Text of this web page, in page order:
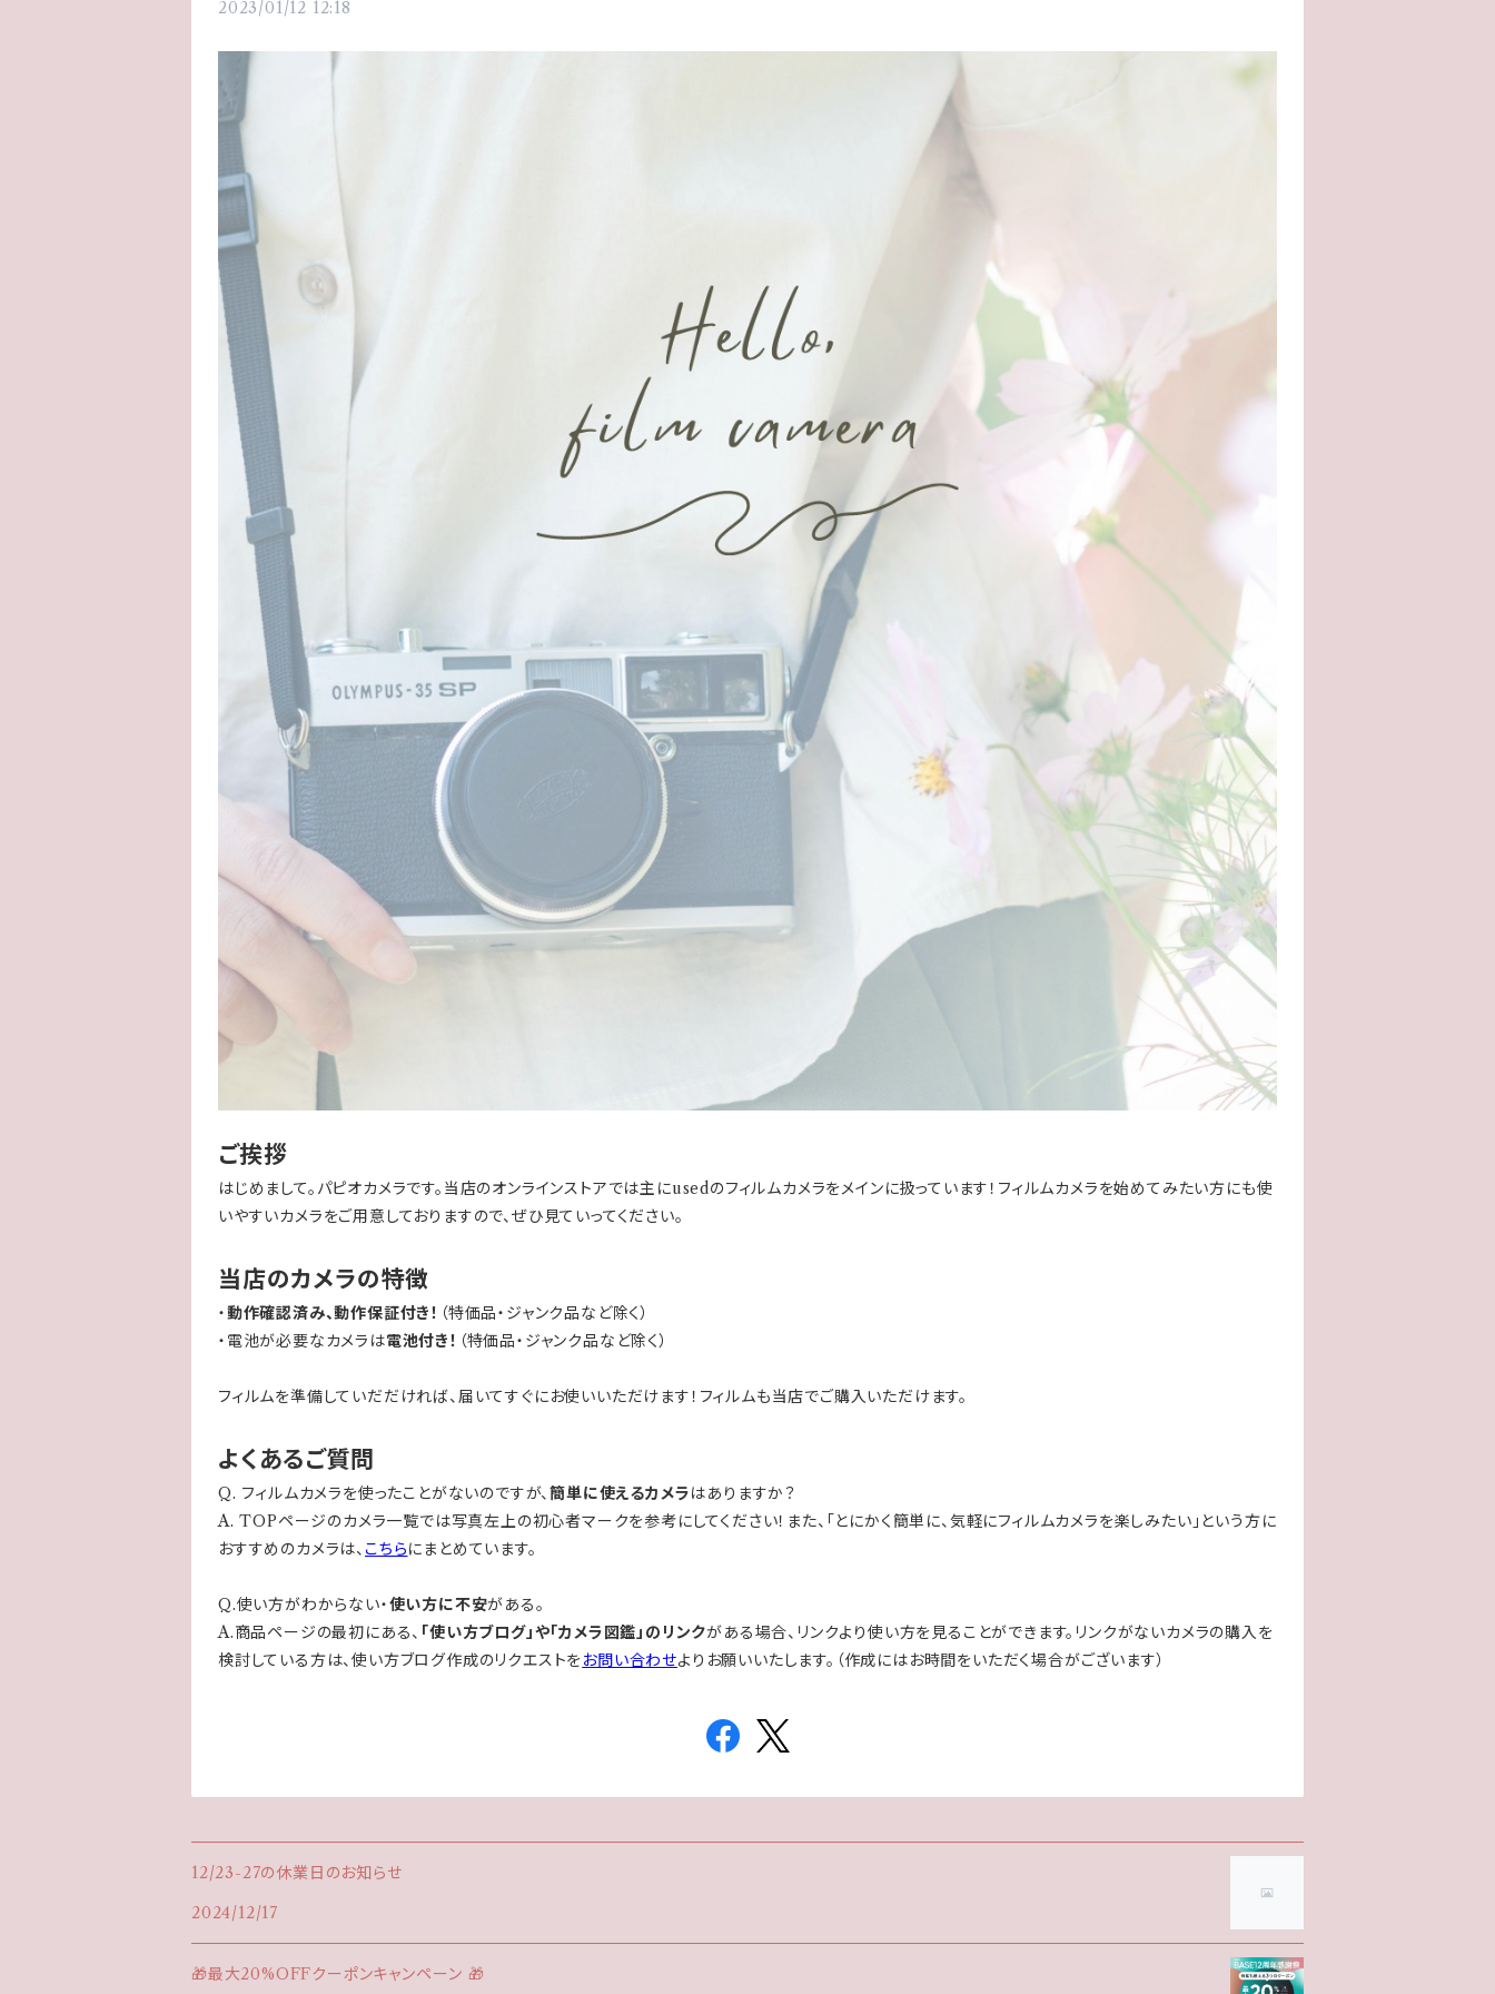
2023/01/12 12:18
ご挨拶
はじめまして。パピオカメラです。当店のオンラインストアでは主にusedのフィルムカメラをメインに扱っています！フィルムカメラを始めてみたい方にも使
いやすいカメラをご用意しておりますので、ぜひ見ていってください。
当店のカメラの特徴
・動作確認済み、動作保証付き！ （特価品・ジャンク品など除く）
・電池が必要なカメラは電池付き！ （特価品・ジャンク品など除く）
フィルムを準備していだだければ、届いてすぐにお使いいただけます！フィルムも当店でご購入いただけます。
よくあるご質問
Q. フィルムカメラを使ったことがないのですが、簡単に使えるカメラはありますか？
A. TOPページのカメラ一覧では写真左上の初心者マークを参考にしてください！また、「とにかく簡単に、気軽にフィルムカメラを楽しみたい」という方に
おすすめのカメラは、 こちらにまとめています。
Q.使い方がわからない・使い方に不安がある。
A.商品ページの最初にある、 「使い方ブログ」や「カメラ図鑑」のリンクがある場合、リンクより使い方を見ることができます。リンクがないカメラの購入を
検討している方は、使い方ブログ作成のリクエストをお問い合わせよりお願いいたします。（作成にはお時間をいただく場合がございます）
12/23-27の休業日のお知らせ
2024/12/17
🎁最大20%OFFクーポンキャンペーン 🎁